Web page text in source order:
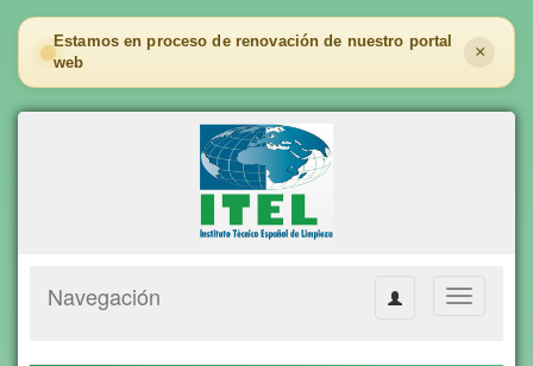
Estamos en proceso de renovación de nuestro portal
web
×
Toggle
Navegación